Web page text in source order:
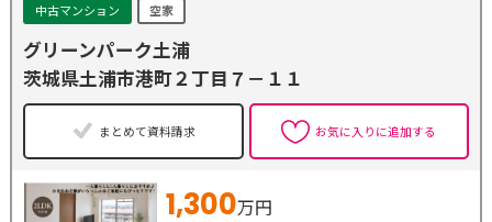
中古マンション 空家
グリーンパーク土浦
茨城県土浦市港町２丁目７－１１
まとめて資料請求 お気に入りに追加する
1,300万円